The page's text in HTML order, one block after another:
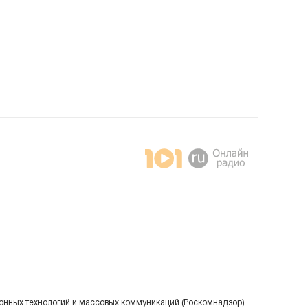
технологий и массовых коммуникаций (Роскомнадзор).